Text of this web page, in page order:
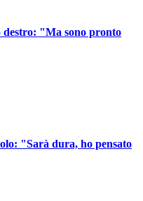
destro: "Ma sono pronto
"Sarà dura, ho pensato